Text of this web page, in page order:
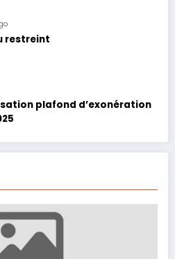
restreint
plafond d’exonération